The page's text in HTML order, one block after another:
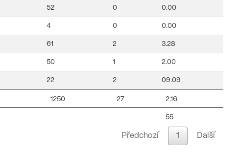
52 0 0.00
4 0 0.00
61 2 3.28
50 1 2.00
22 2 09.09
1250 27 2.16
55
Předchozí 1 Další